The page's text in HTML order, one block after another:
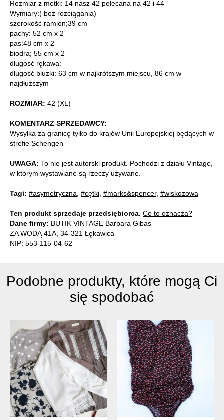
Rozmiar z metki: 14 nasz 42 polecana na 42 i 44
Wymiary:( bez rozciągania)
szerokość ramion;39 cm
pachy: 52 cm x 2
pas:48 cm x 2
biodra; 55 cm x 2
długość rękawa:
długość bluzki: 63 cm w najkrótszym miejscu, 86 cm w
najdłuższym
ROZMIAR: 42 (XL)
KOMENTARZ SPRZEDAWCY:
Wysyłka za granicę tylko do krajów Unii Europejskiej będących w
strefie Schengen
UWAGA: To nie jest autorski produkt. Pochodzi z działu Vintage,
w którym wystawiane są rzeczy używane.
Tagi: #asymetryczna #cętki #marks&spencer, #wiskozowa
Ten produkt sprzedaje przedsiębiorca. Co to oznacza?
Dane firmy: BUTIK VINTAGE Barbara Gibas
ZA WODĄ 41A, 34-321 Łękawica
NIP: 553-115-04-62
Podobne produkty, które mogą Ci
się spodobać